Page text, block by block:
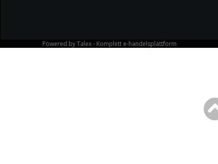
Powered byTalex- Komplett e-handelsplattform